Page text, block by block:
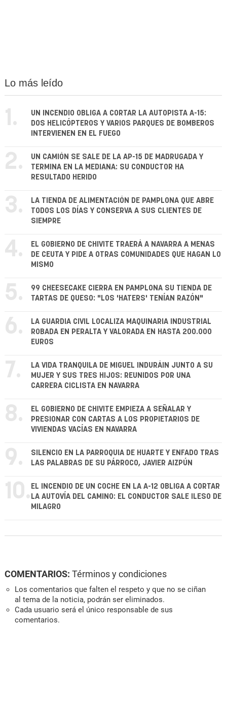
Lo más leído
1.
UN INCENDIO OBLIGA A CORTAR LA AUTOPISTA A-15:
DOS HELICÓPTEROS Y VARIOS PARQUES DE BOMBEROS
INTERVIENEN EN EL FUEGO
2.
UN CAMIÓN SE SALE DE LA AP-15 DE MADRUGADA Y
TERMINA EN LA MEDIANA: SU CONDUCTOR HA
RESULTADO HERIDO
3.
LA TIENDA DE ALIMENTACIÓN DE PAMPLONA QUE ABRE
TODOS LOS DÍAS Y CONSERVA A SUS CLIENTES DE
SIEMPRE
4.
EL GOBIERNO DE CHIVITE TRAERÁ A NAVARRA A MENAS
DE CEUTA Y PIDE A OTRAS COMUNIDADES QUE HAGAN LO
MISMO
5.
99 CHEESECAKE CIERRA EN PAMPLONA SU TIENDA DE
TARTAS DE QUESO: "LOS 'HATERS' TENÍAN RAZÓN"
6.
LA GUARDIA CIVIL LOCALIZA MAQUINARIA INDUSTRIAL
ROBADA EN PERALTA Y VALORADA EN HASTA 200.000
EUROS
7.
LA VIDA TRANQUILA DE MIGUEL INDURÁIN JUNTO A SU
MUJER Y SUS TRES HIJOS: REUNIDOS POR UNA
CARRERA CICLISTA EN NAVARRA
8.
EL GOBIERNO DE CHIVITE EMPIEZA A SEÑALAR Y
PRESIONAR CON CARTAS A LOS PROPIETARIOS DE
VIVIENDAS VACÍAS EN NAVARRA
9.
SILENCIO EN LA PARROQUIA DE HUARTE Y ENFADO TRAS
LAS PALABRAS DE SU PÁRROCO, JAVIER AIZPÚN
10. EL INCENDIO DE UN COCHE EN LA A-12 OBLIGA A CORTAR
LA AUTOVÍA DEL CAMINO: EL CONDUCTOR SALE ILESO DE
MILAGRO
COMENTARIOS: Términos y condiciones
Los comentarios que falten el respeto y que no se ciñan
al tema de la noticia, podrán ser eliminados.
Cada usuario será el único responsable de sus
comentarios.